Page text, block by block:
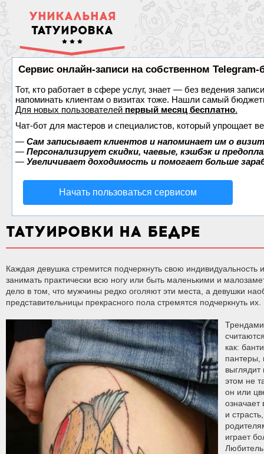
УНИКАЛЬНАЯ
ТАТУИРОВКА
Сервис онлайн-записи на собственном Telegram-
Тот, кто работает в сфере услуг, знает — без ведения
напоминать клиентам о визитах тоже. Нашли самый
Для новых пользователей первый месяц бесплатно.
Чат-бот для мастеров и специалистов, который упрощает
— Сам записывает клиентов и напоминает им о
— Персонализирует скидки, чаевые, кэшбэк и
— Увеличивает доходимость и помогает больше
Начать пользоваться сервисом
ТАТУИРОВКИ НА БЕДРЕ
Каждая девушка стремится подчеркнуть свою индивидуальность
занимать практически всю ногу или быть маленькими и
дело в том, что мужчины редко оголяют эти места, а девушки
представительницы прекрасного пола стремятся подчеркнуть их.
как:
пантеры,
выглядит
этом не
он или
означает
и
играет